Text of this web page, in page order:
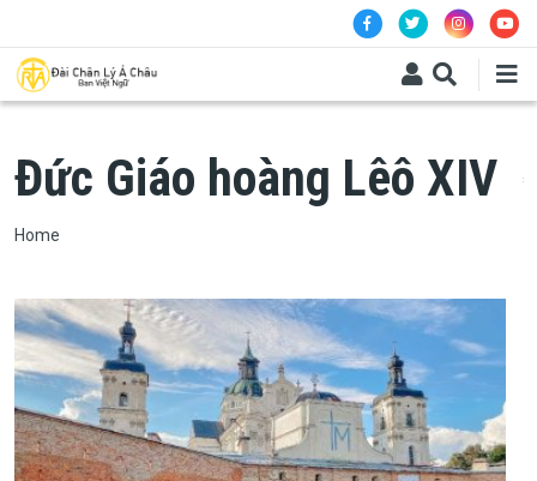
​​​​​​​Đức Giáo hoàng Lêô XIV
Breadcrumb
Home